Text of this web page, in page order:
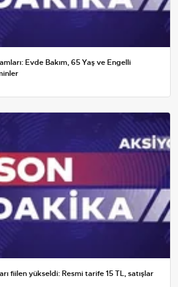
Evde Bakım, 65 Yaş ve Engelli
fiilen yükseldi: Resmi tarife 15 TL, satışlar